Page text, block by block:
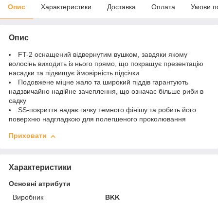
Опис Характеристики Доставка Оплата Умови
Опис
FT-2 оснащений відвернутим вушком, завдяки якому
волосінь виходить із нього прямо, що покращує презентацію
насадки та підвищує ймовірність підсічки
Подовжене міцне жало та широкий піддів гарантують
надзвичайно надійне зачеплення, що означає більше риби в
садку
SS-покриття надає гачку темного фінішу та робить його
поверхню надгладкою для полегшеного проколювання
Приховати
Характеристики
Основні атрибути
Виробник
BKK